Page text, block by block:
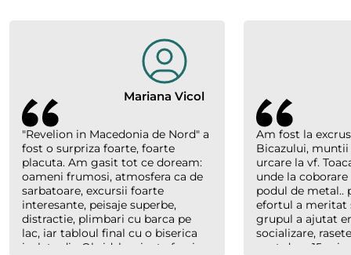
Mariana Vicol
"Revelion in Macedonia de Nord" a
fost o surpriza foarte, foarte
placuta. Am gasit tot ce doream:
oameni frumosi, atmosfera ca de
sarbatoare, excursii foarte
interesante, peisaje superbe,
distractie, plimbari cu barca pe
lac, iar tabloul final cu o biserica
izolata din Ohrid, luminata feeric,
Am fost la
Bicazului, muntii
urcare la vf.
unde la
podul de metal..
efortul a meritat
grupul a ajutat
socializare,
sunt doar 15